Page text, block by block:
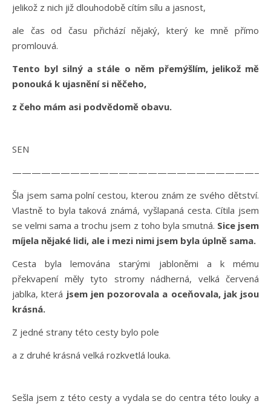
jelikož z nich již dlouhodobě cítím sílu a jasnost,
ale čas od času přichází nějaký, který ke mně přímo
promlouvá.
Tento byl silný a stále o něm přemýšlím, jelikož mě
ponouká k ujasnění si něčeho,
z čeho mám asi podvědomě obavu.
SEN
Šla jsem sama polní cestou, kterou znám ze svého dětství.
Vlastně to byla taková známá, vyšlapaná cesta. Cítila jsem
se velmi sama a trochu jsem z toho byla smutná. Sice jsem
míjela nějaké lidi, ale i mezi nimi jsem byla úplně sama.
Cesta byla lemována starými jabloněmi a k mému
překvapení měly tyto stromy nádherná, velká červená
jablka, která jsem jen pozorovala a oceňovala, jak jsou
krásná.
Z jedné strany této cesty bylo pole
a z druhé krásná velká rozkvetlá louka.
Sešla jsem z této cesty a vydala se do centra této louky a